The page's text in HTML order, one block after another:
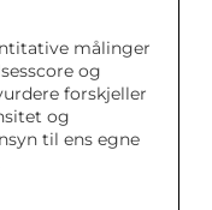
målinger
og
forskjeller
og
til ens egne